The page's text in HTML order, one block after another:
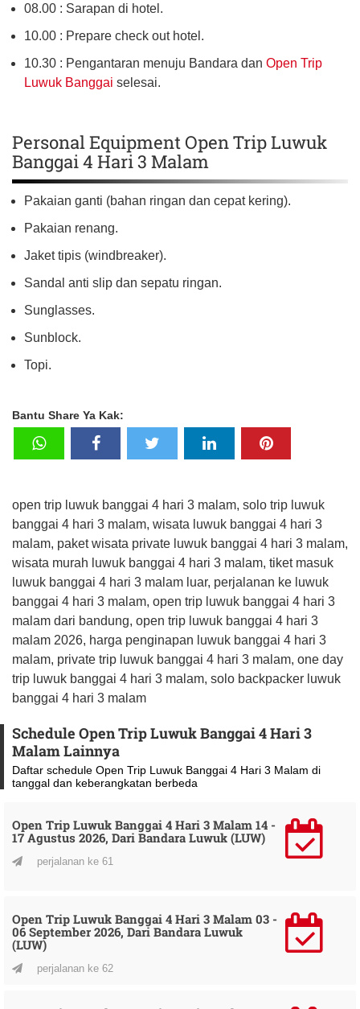
08.00 : Sarapan di hotel.
10.00 : Prepare check out hotel.
10.30 : Pengantaran menuju Bandara dan Open Trip
Luwuk Banggai selesai.
Personal Equipment Open Trip Luwuk
Banggai 4 Hari 3 Malam
Pakaian ganti (bahan ringan dan cepat kering).
Pakaian renang.
Jaket tipis (windbreaker).
Sandal anti slip dan sepatu ringan.
Sunglasses.
Sunblock.
Topi.
Bantu Share Ya Kak:
open trip luwuk banggai 4 hari 3 malam, solo trip luwuk
banggai 4 hari 3 malam, wisata luwuk banggai 4 hari 3
malam, paket wisata private luwuk banggai 4 hari 3 malam,
wisata murah luwuk banggai 4 hari 3 malam, tiket masuk
luwuk banggai 4 hari 3 malam luar, perjalanan ke luwuk
banggai 4 hari 3 malam, open trip luwuk banggai 4 hari 3
malam dari bandung, open trip luwuk banggai 4 hari 3
malam 2026, harga penginapan luwuk banggai 4 hari 3
malam, private trip luwuk banggai 4 hari 3 malam, one day
trip luwuk banggai 4 hari 3 malam, solo backpacker luwuk
banggai 4 hari 3 malam
Schedule Open Trip Luwuk Banggai 4 Hari 3
Malam Lainnya
Daftar schedule Open Trip Luwuk Banggai 4 Hari 3 Malam di
tanggal dan keberangkatan berbeda
Open Trip Luwuk Banggai 4 Hari 3 Malam 14 -
17 Agustus 2026, Dari Bandara Luwuk (LUW)
perjalanan ke 61
Open Trip Luwuk Banggai 4 Hari 3 Malam 03 -
06 September 2026, Dari Bandara Luwuk
(LUW)
perjalanan ke 62